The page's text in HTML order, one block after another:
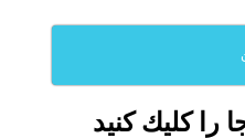
را كليك كنيد